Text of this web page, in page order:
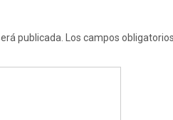
publicada. Los campos